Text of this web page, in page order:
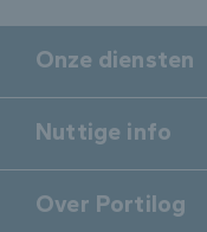
Onze diensten
Nuttige info
Over Portilog